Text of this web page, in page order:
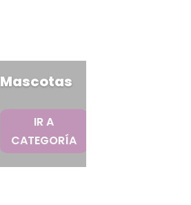
Mascotas
IR A
CATEGORÍA